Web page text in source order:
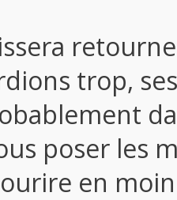
trop,
poser les
en